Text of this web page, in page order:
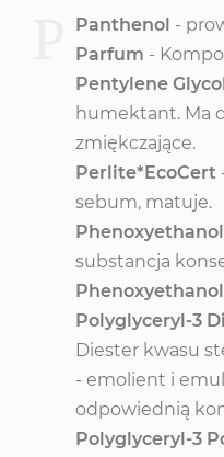
Panthenol -
Parfum -
Pentylene Glycol
humektant. Ma
zmiękczające.
Perlite*EcoCert
sebum, matuje.
Phenoxyethanol
substancja
Phenoxyethanol
Polyglyceryl-3
Diester kwasu
- emolient i
odpowiednią
Polyglyceryl-3